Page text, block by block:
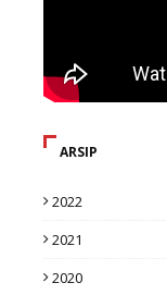
ARSIP
2022
2021
2020